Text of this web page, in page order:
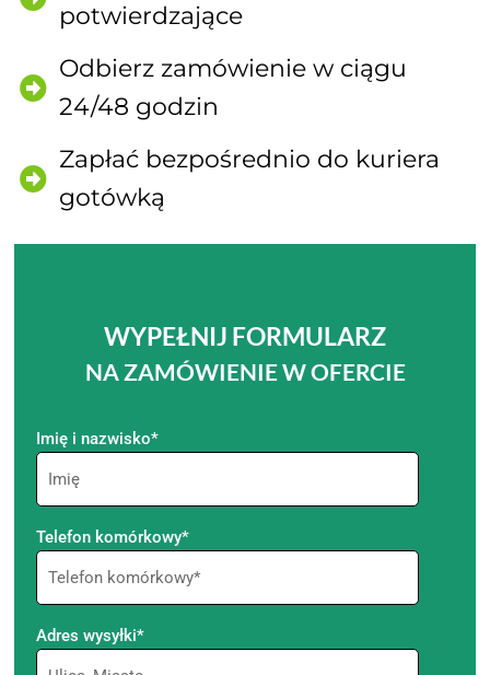
potwierdzające
Odbierz zamówienie w ciągu
24/48 godzin
Zapłać bezpośrednio do kuriera
gotówką
WYPEŁNIJ FORMULARZ
NA ZAMÓWIENIE W OFERCIE
Imię i nazwisko*
Telefon komórkowy*
Adres wysyłki*